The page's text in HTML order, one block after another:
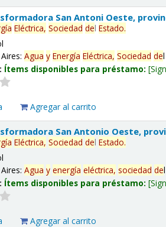
San Antoni Oeste,
Eléctrica, Sociedad delEstado.
Agua y Energía Eléctrica, Sociedad de
Ítems disponibles para préstamo:
Agregar al carrito
San Antonio Oeste,
Eléctrica, Sociedad delEstado.
Agua y energía eléctrica, sociedad de
Ítems disponibles para préstamo:
Agregar al carrito